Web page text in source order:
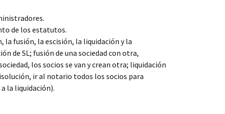
de los estatutos.
fusión, la escisión, la liquidación y la
de SL; fusión de una sociedad con otra,
los socios se van y crean otra; liquidación
ir al notario todos los socios para
la liquidación).